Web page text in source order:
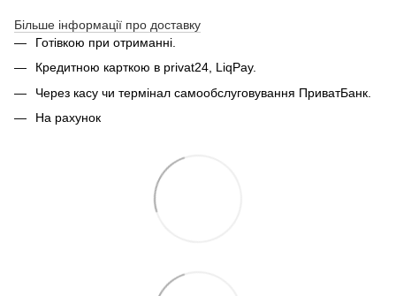
Більше інформації про доставку
Готівкою при отриманні.
Кредитною карткою в privat24, LiqPay.
Через касу чи термінал самообслуговування ПриватБанк.
На рахунок